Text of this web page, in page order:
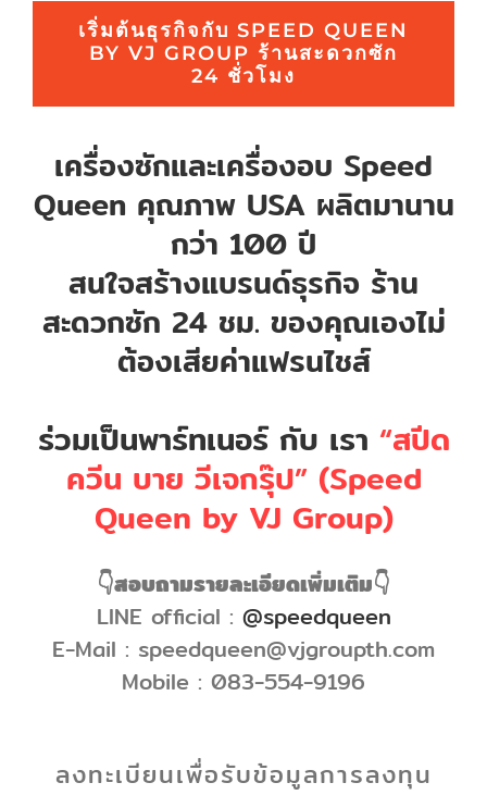
เริ่มต้นธุรกิจกับ SPEED QUEEN
BY VJ GROUP ร้านสะดวกซัก
24 ชั่วโมง
เครื่องซักและเครื่องอบ Speed
Queen คุณภาพ USA ผลิตมานาน
กว่า 100 ปี
สนใจสร้างแบรนด์ธุรกิจ ร้าน
สะดวกซัก 24 ชม. ของคุณเองไม่
ต้องเสียค่าแฟรนไชส์
ร่วมเป็นพาร์ทเนอร์ กับ เรา “สปีด
ควีน บาย วีเจกรุ๊ป” (Speed
Queen by VJ Group)
👇สอบถามรายละเอียดเพิ่มเติม👇
LINE official : @speedqueen
E-Mail : speedqueen@vjgroupth.com
Mobile : 083-554-9196
ลงทะเบียนเพื่อรับข้อมูลการลงทุน